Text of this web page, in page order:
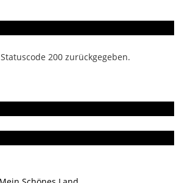
200 zurückgegeben.